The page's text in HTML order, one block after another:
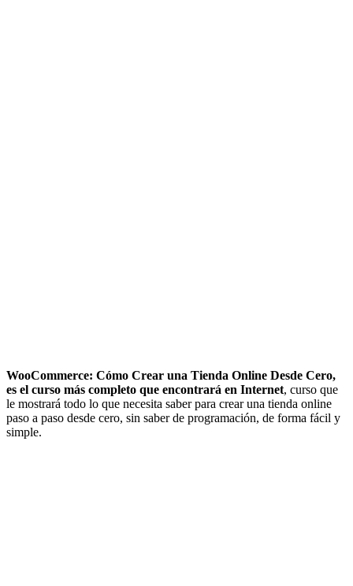
WooCommerce: Cómo Crear una Tienda Online Desde Cero,
es el curso más completo que encontrará en Internet, curso que
le mostrará todo lo que necesita saber para crear una tienda online
paso a paso desde cero, sin saber de programación, de forma fácil y
simple.